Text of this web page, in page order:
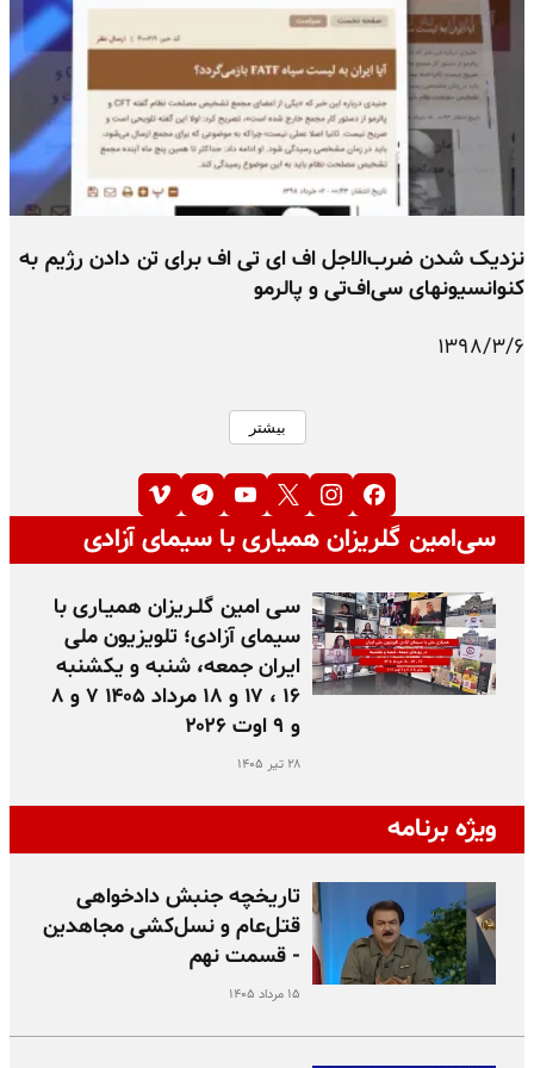
نزدیک شدن ضرب‌الاجل اف ای تی اف برای تن دادن رژیم به
کنوانسیونهای سی‌اف‌تی و پالرمو
۱۳۹۸/۳/۶
بیشتر
سی‌امین گلریزان همیاری با سیمای آزادی
سـی امین گلـریزان همیـاری با
سیمای آزادی؛ تلویزیون ملی
ایران جمعه، شنبه و یکشنبه
۱۶ ، ۱۷ و ۱۸ مرداد ۱۴۰۵ ۷ و ۸
و ۹ اوت ۲۰۲۶
۲۸ تیر ۱۴۰۵
ویژه برنامه
تاریخچه جنبش دادخواهی
قتل‌عام و نسل‌کشی مجاهدین
- قسمت نهم
۱۵ مرداد ۱۴۰۵